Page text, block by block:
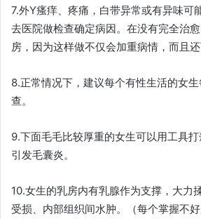
7.外Y瘙痒、疼痛，白带异常或有异味可
去医院做检查确定病因。在没有完全治
房，因为这样做不仅会加重病情，而且还
8.正常情况下，建议每个有性生活的女
查。
9.下面毛毛比较厚重的女生可以用工具
引发毛囊炎。
10.女生的乳房内有乳腺作为支撑，大力
受损、内部组织间水肿。（每个掌握不